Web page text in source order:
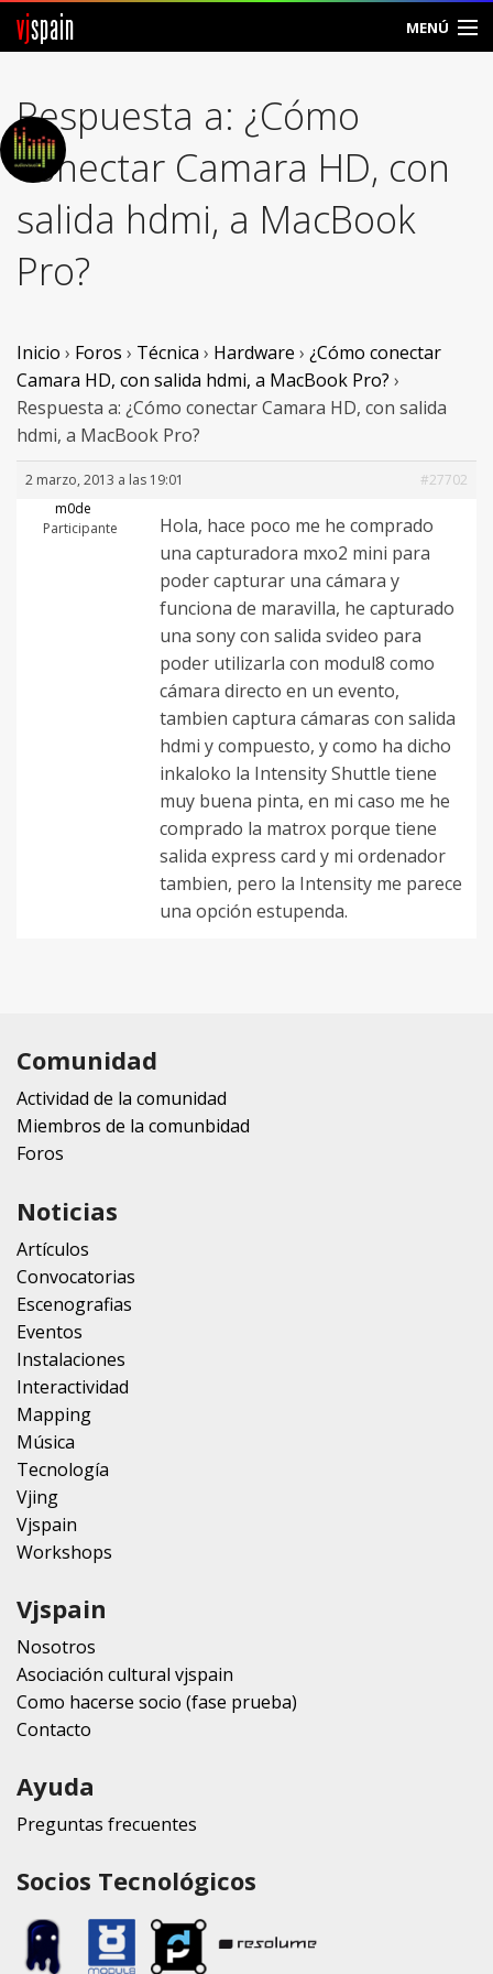
vjspain MENÚ
Foros
Noticias
Vjspain
Ayuda
Contacto
Entrar
Crear Cuenta
Respuesta a: ¿Cómo
conectar Camara HD, con
salida hdmi, a MacBook
Pro?
Inicio › Foros › Técnica › Hardware › ¿Cómo conectar
Camara HD, con salida hdmi, a MacBook Pro? ›
Respuesta a: ¿Cómo conectar Camara HD, con salida
hdmi, a MacBook Pro?
2 marzo, 2013 a las 19:01
#27702
m0de
Participante
Hola, hace poco me he comprado
una capturadora mxo2 mini para
poder capturar una cámara y
funciona de maravilla, he capturado
una sony con salida svideo para
poder utilizarla con modul8 como
cámara directo en un evento,
tambien captura cámaras con salida
hdmi y compuesto, y como ha dicho
inkaloko la Intensity Shuttle tiene
muy buena pinta, en mi caso me he
comprado la matrox porque tiene
salida express card y mi ordenador
tambien, pero la Intensity me parece
una opción estupenda.
Comunidad
Actividad de la comunidad
Miembros de la comunbidad
Foros
Noticias
Artículos
Convocatorias
Escenografias
Eventos
Instalaciones
Interactividad
Mapping
Música
Tecnología
Vjing
Vjspain
Workshops
Vjspain
Nosotros
Asociación cultural vjspain
Como hacerse socio (fase prueba)
Contacto
Ayuda
Preguntas frecuentes
Socios Tecnológicos